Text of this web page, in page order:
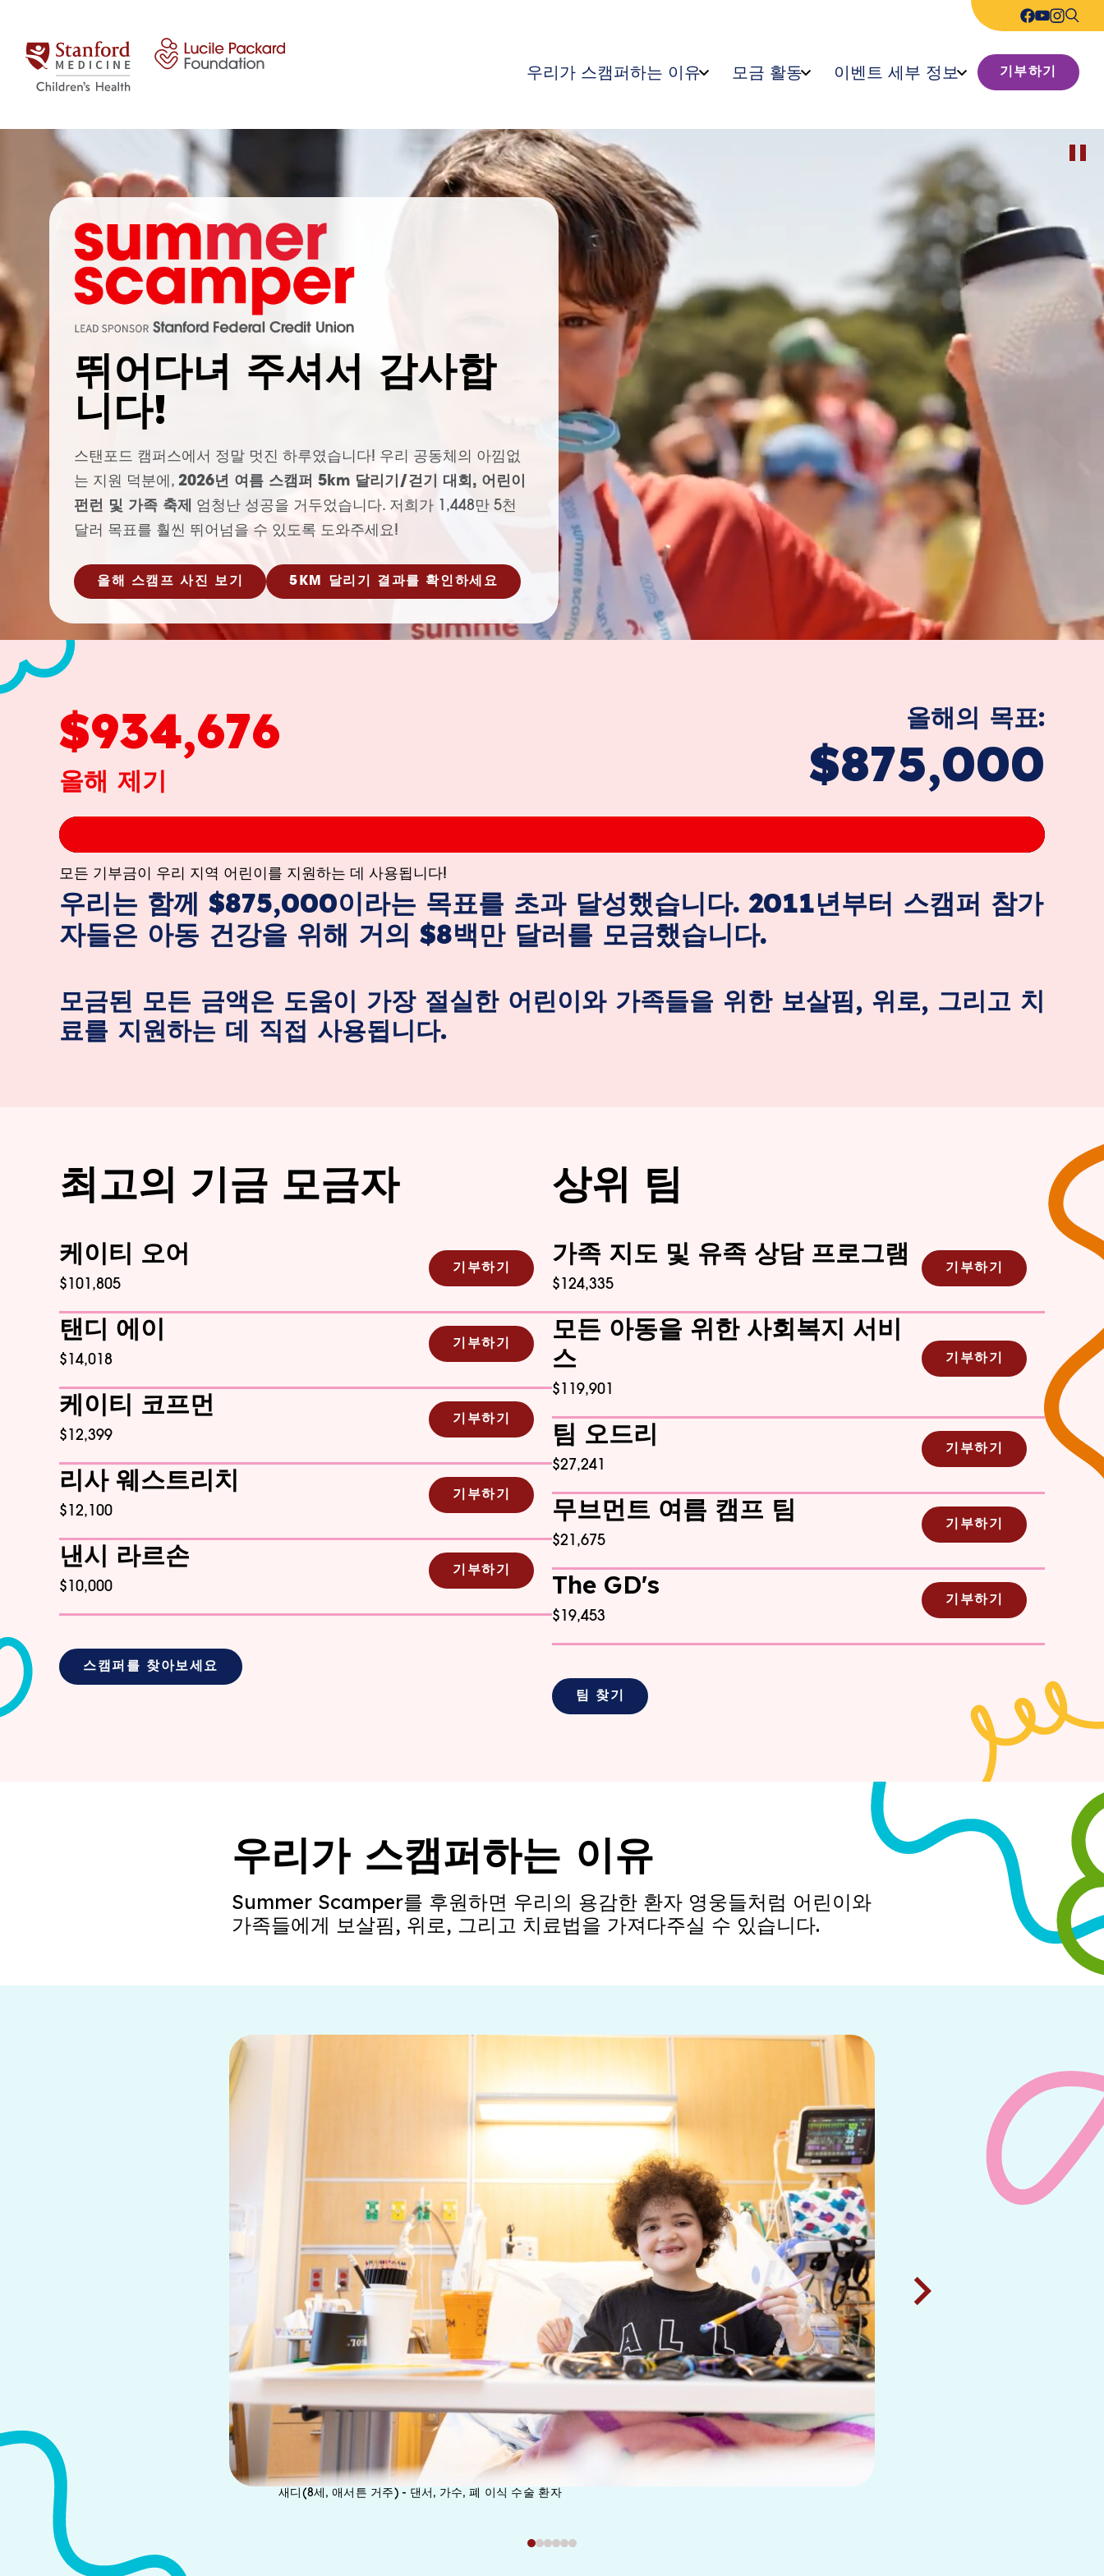
우리가 스캠퍼하는 이유 모금 활동 이벤트 세부 정보 기부하기
뛰어다녀 주셔서 감사합
니다!
스탠포드 캠퍼스에서 정말 멋진 하루였습니다! 우리 공동체의 아낌없
는 지원 덕분에, 2026년 여름 스캠퍼 5km 달리기/걷기 대회, 어린이
펀런 및 가족 축제
엄청난 성공을 거두었습니다. 저희가 1,448만 5천
달러 목표를 훨씬 뛰어넘을 수 있도록 도와주세요!
올해 스캠프 사진 보기 5KM 달리기 결과를 확인하세요
$934,676
올해 제기
올해의 목표:
$875,000
모든 기부금이 우리 지역 어린이를 지원하는 데 사용됩니다!
우리는 함께 $875,000이라는 목표를 초과 달성했습니다. 2011년부터 스캠퍼 참가
자들은 아동 건강을 위해 거의 $8백만 달러를 모금했습니다.
모금된 모든 금액은 도움이 가장 절실한 어린이와 가족들을 위한 보살핌, 위로, 그리고 치
료를 지원하는 데 직접 사용됩니다.
최고의 기금 모금자
케이티 오어
$101,805
기부하기
탠디 에이
$14,018
기부하기
케이티 코프먼
$12,399
기부하기
리사 웨스트리치
$12,100
기부하기
낸시 라르손
$10,000
기부하기
스캠퍼를 찾아보세요
상위 팀
가족 지도 및 유족 상담 프로그램
$124,335
기부하기
모든 아동을 위한 사회복지 서비
스
$119,901
기부하기
팀 오드리
$27,241
기부하기
무브먼트 여름 캠프 팀
$21,675
기부하기
The GD's
$19,453
기부하기
팀 찾기
우리가 스캠퍼하는 이유
Summer Scamper를 후원하면 우리의 용감한 환자 영웅들처럼 어린이와
가족들에게 보살핌, 위로, 그리고 치료법을 가져다주실 수 있습니다.
새디(8세, 애서튼 거주) - 댄서, 가수, 폐 이식 수술 환자